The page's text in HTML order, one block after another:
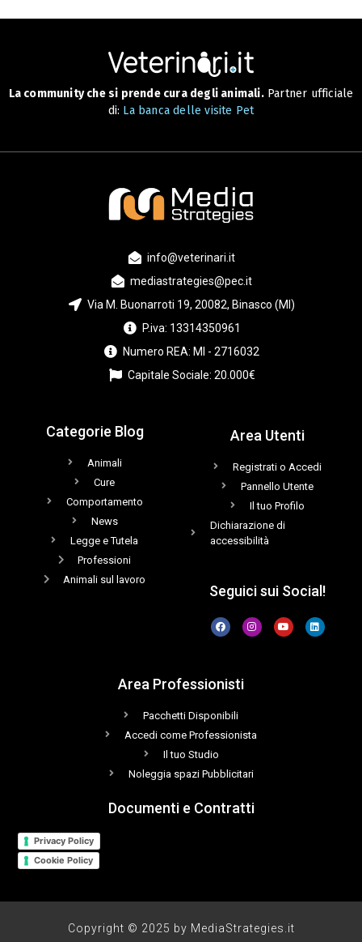
La community che si prende cura degli animali.Partner ufficiale
di: La banca delle visite Pet
info@veterinari.it
mediastrategies@pec.it
Via M. Buonarroti 19, 20082, Binasco (MI)
P.iva: 13314350961
Numero REA: MI - 2716032
Capitale Sociale: 20.000€
Categorie Blog
Animali
Cure
Comportamento
News
Legge e Tutela
Professioni
Animali sul lavoro
Area Utenti
Registrati o Accedi
Pannello Utente
Il tuo Profilo
Dichiarazione di
accessibilità
Seguici sui Social!
Area Professionisti
Pacchetti Disponibili
Accedi come Professionista
Il tuo Studio
Noleggia spazi Pubblicitari
Documenti e Contratti
Privacy Policy
Cookie Policy
Copyright © 2025 by MediaStrategies.it